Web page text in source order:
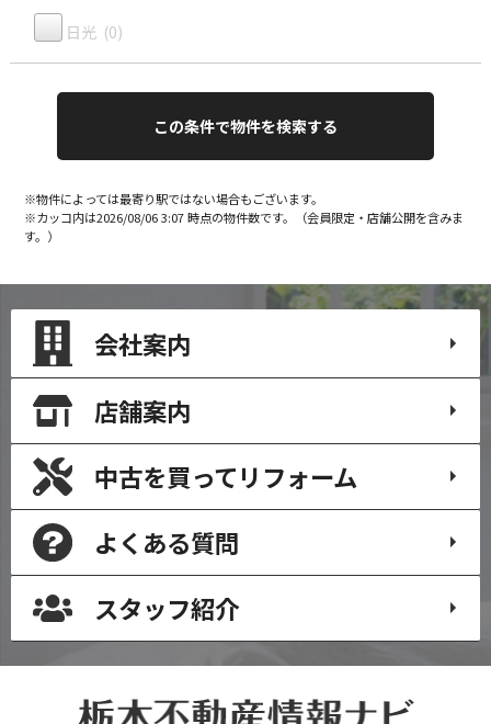
日光 (0)
※物件によっては最寄り駅ではない場合もございます。
※カッコ内は2026/08/06 3:07 時点の物件数です。（会員限定・店舗公開を含みま
す。）
会社案内
店舗案内
中古を買ってリフォーム
よくある質問
スタッフ紹介